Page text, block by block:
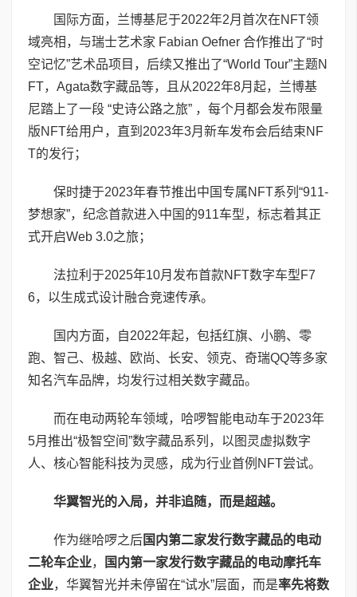
国际方面，兰博基尼于2022年2月首次在NFT领
域亮相，与瑞士艺术家 Fabian Oefner 合作推出了“时
空记忆”艺术品项目，后续又推出了“World Tour”主题N
FT，Agata数字藏品等，且从2022年8月起，兰博基
尼踏上了一段 “史诗公路之旅” ，每个月都会发布限量
版NFT给用户，直到2023年3月新车发布会后结束NF
T的发行；
保时捷于2023年春节推出中国专属NFT系列“911-
梦想家”，纪念首款进入中国的911车型，标志着其正
式开启Web 3.0之旅；
法拉利于2025年10月发布首款NFT数字车型F7
6，以生成式设计融合竞速传承。
国内方面，自2022年起，包括红旗、小鹏、零
跑、智己、极越、欧尚、长安、领克、奇瑞QQ等多家
知名汽车品牌，均发行过相关数字藏品。
而在电动两轮车领域，哈啰智能电动车于2023年
5月推出“极智空间”数字藏品系列，以图灵虚拟数字
人、核心智能科技为灵感，成为行业首例NFT尝试。
华翼智光的入局，并非追随，而是超越。
作为继哈啰之后国内第二家发行数字藏品的电动
二轮车企业，
国内第一家发行数字藏品的电动摩托车
企业，华翼智光并未停留在“试水”层面，而是率先将数